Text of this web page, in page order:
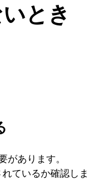
とき
あります。
ているか確認しま